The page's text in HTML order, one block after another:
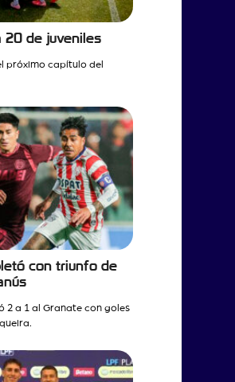
20 de juveniles
próximo capítulo del
con triunfo de
2 a 1 al Granate con goles